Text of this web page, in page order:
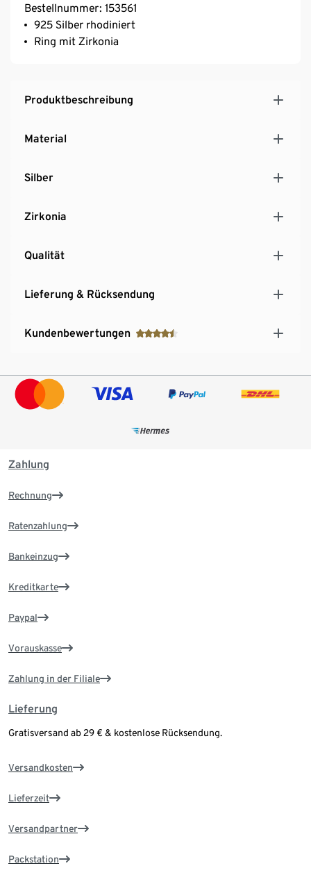
Bestellnummer: 153561
925 Silber rhodiniert
Ring mit Zirkonia
Produktbeschreibung
Material
Silber
Zirkonia
Qualität
Lieferung & Rücksendung
Kundenbewertungen
Zahlung
Rechnung
Ratenzahlung
Bankeinzug
Kreditkarte
Paypal
Vorauskasse
Zahlung in der Filiale
Lieferung
Gratisversand ab 29 € & kostenlose Rücksendung.
Versandkosten
Lieferzeit
Versandpartner
Packstation